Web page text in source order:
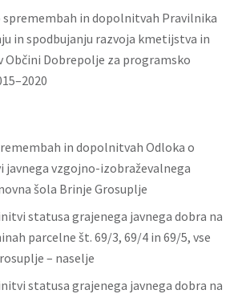
spremembah in dopolnitvah Pravilnika
in spodbujanju razvoja kmetijstva in
Občini Dobrepolje za programsko
in dopolnitvah Odloka o
javnega vzgojno-izobraževalnega
šola Brinje Grosuplje
statusa grajenega javnega dobra na
parcelne št. 69/3, 69/4 in 69/5, vse
– naselje
statusa grajenega javnega dobra na